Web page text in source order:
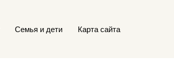
Семья и дети Карта сайта